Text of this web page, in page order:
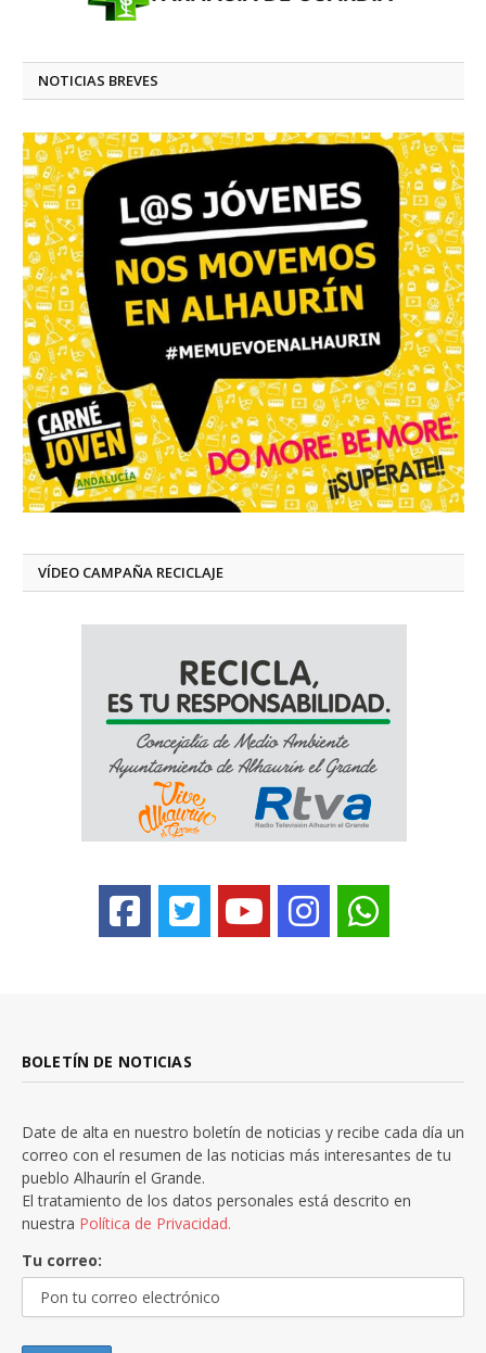
NOTICIAS BREVES
VÍDEO CAMPAÑA RECICLAJE
BOLETÍN DE NOTICIAS
Date de alta en nuestro boletín de noticias y recibe cada día un
correo con el resumen de las noticias más interesantes de tu
pueblo Alhaurín el Grande.
El tratamiento de los datos personales está descrito en
nuestra Política de Privacidad.
Tu correo: